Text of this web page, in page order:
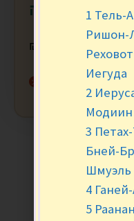
שדה
₪ 26.90 за
Нет в наличии
1 Тель-
Ришон-
Иегуда
2
3
Бней-
Шмуэль
4
5